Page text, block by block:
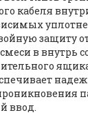
кабеля
защиту
в внутрь
ввод.